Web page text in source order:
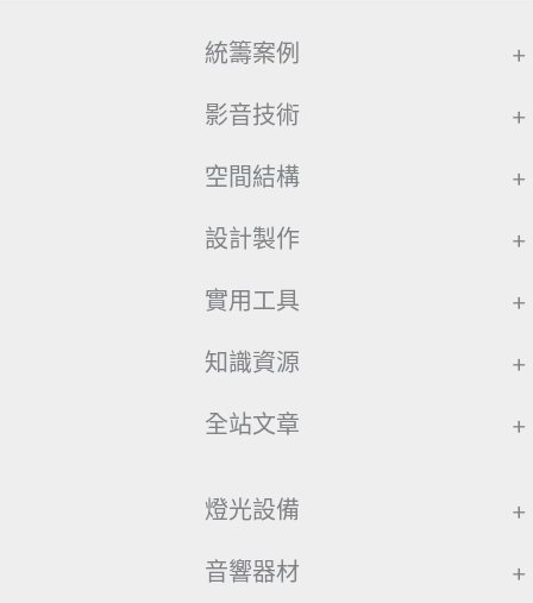
統籌案例 +
影音技術 +
空間結構 +
設計製作 +
實用工具 +
知識資源 +
全站文章 +
燈光設備 +
音響器材 +